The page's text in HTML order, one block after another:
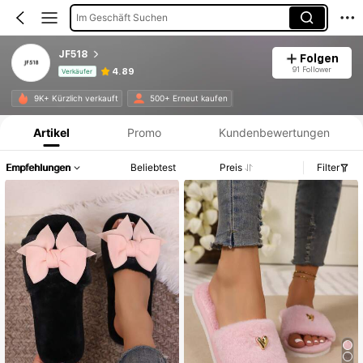
Im Geschäft Suchen
JF518
Verkäufer 4.89
Folgen
91 Follower
9K+ Kürzlich verkauft 500+ Erneut kaufen
Produktinformation: Preisangabe, Verkaufs- und Lagerbestandsdetails.
Artikel Promo Kundenbewertungen
Empfehlungen Beliebtest Preis Filter